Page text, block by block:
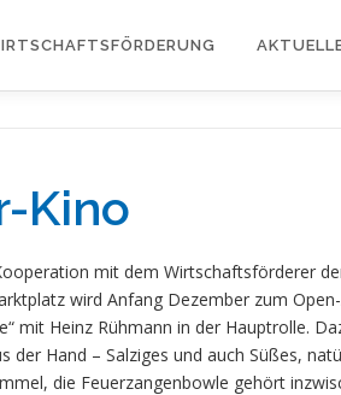
Kino
mit dem Wirtschaftsförderer
wird Anfang Dezember zum
mit Heinz Rühmann in der Hauptrolle.
der Hand – Salziges und auch Süßes,
die Feuerzangenbowle gehört